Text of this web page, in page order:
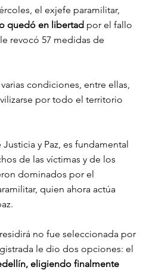
el exjefe paramilitar,
quedó en libertad por el fallo
revocó 57 medidas de
condiciones, entre ellas,
por todo el territorio
Justicia y Paz, es fundamental
de las víctimas y de los
dominados por el
quien ahora actúa
no fue seleccionada por
le dio dos opciones: el
eligiendo finalmente